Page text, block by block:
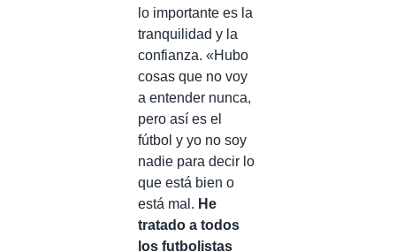
lo importante es la
tranquilidad y la
confianza. «Hubo
cosas que no voy
a entender nunca,
pero así es el
fútbol y yo no soy
nadie para decir lo
que está bien o
está mal. He
tratado a todos
los futbolistas